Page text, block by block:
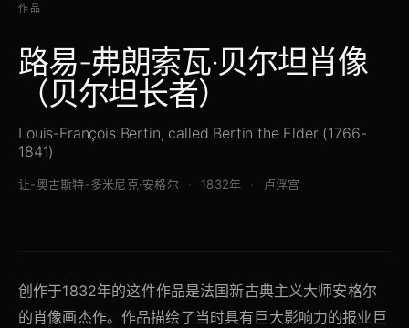
作品
路易-弗朗索瓦·贝尔坦肖像
（贝尔坦长者）
Louis-François Bertin, called Bertin the Elder (1766-
1841)
让-奥古斯特-多米尼克·安格尔 1832年 卢浮宫
创作于1832年的这件作品是法国新古典主义大师安格尔
的肖像画杰作。作品描绘了当时具有巨大影响力的报业巨